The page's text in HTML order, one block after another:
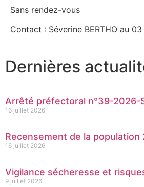
Sans rendez-vous
Contact : Séverine BERTHO au
Dernières
Arrêté préfectoral n°39-2026-
16 juillet 2026
Recensement de la population
16 juillet 2026
Vigilance sécheresse et
9 juillet 2026